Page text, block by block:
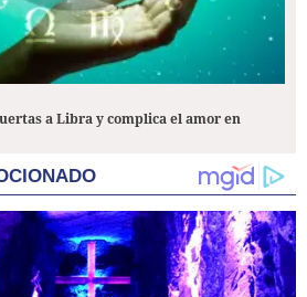
a Libra y complica el amor en